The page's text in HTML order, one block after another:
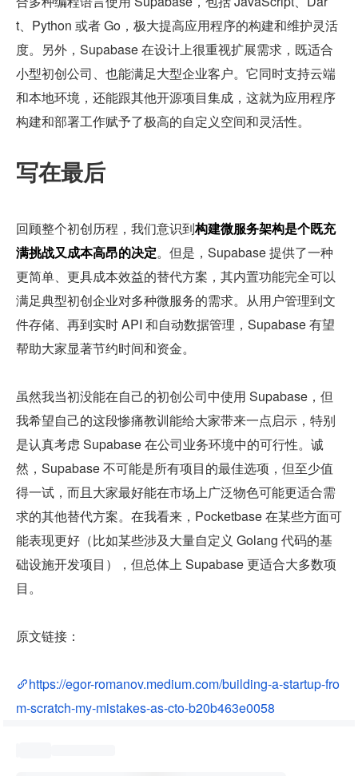
t、Python 或者 Go，极大提高应用程序的构建和维护灵活
度。另外，Supabase 在设计上很重视扩展需求，既适合
小型初创公司、也能满足大型企业客户。它同时支持云端
和本地环境，还能跟其他开源项目集成，这就为应用程序
构建和部署工作赋予了极高的自定义空间和灵活性。
写在最后
回顾整个初创历程，我们意识到构建微服务架构是个既充
满挑战又成本高昂的决定。但是，Supabase 提供了一种
更简单、更具成本效益的替代方案，其内置功能完全可以
满足典型初创企业对多种微服务的需求。从用户管理到文
件存储、再到实时 API 和自动数据管理，Supabase 有望
帮助大家显著节约时间和资金。
虽然我当初没能在自己的初创公司中使用 Supabase，但
我希望自己的这段惨痛教训能给大家带来一点启示，特别
是认真考虑 Supabase 在公司业务环境中的可行性。诚
然，Supabase 不可能是所有项目的最佳选项，但至少值
得一试，而且大家最好能在市场上广泛物色可能更适合需
求的其他替代方案。在我看来，Pocketbase 在某些方面可
能表现更好（比如某些涉及大量自定义 Golang 代码的基
础设施开发项目），但总体上 Supabase 更适合大多数项
目。
原文链接：
https://egor-romanov.medium.com/building-a-startup-fro
m-scratch-my-mistakes-as-cto-b20b463e0058